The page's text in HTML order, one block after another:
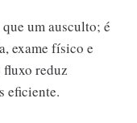
um ausculto; é
exame físico e
fluxo reduz
eficiente.